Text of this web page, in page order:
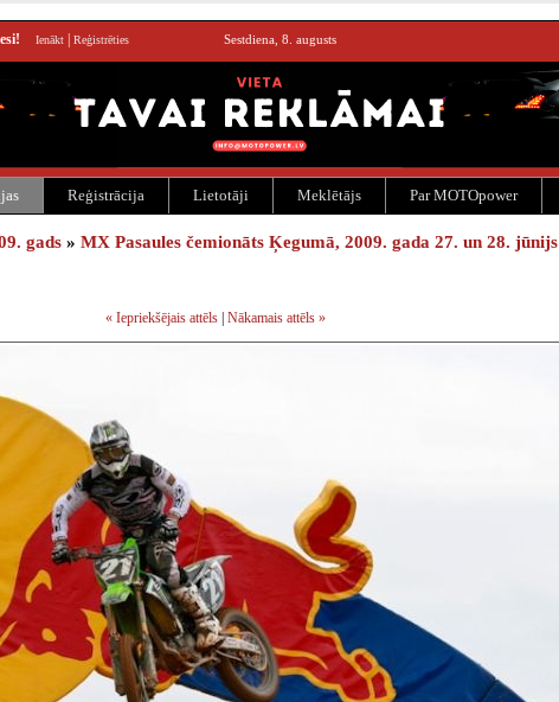
Ienākt Reģistrēties Sestdiena, 8. augusts
Reģistrācija Lietotāji Meklētājs Par MOTOpower
gads » MX Pasaules čemionāts Ķegumā, 2009. gada 27. un 28. jūnijs
« Iepriekšējais attēls| Nākamais attēls »